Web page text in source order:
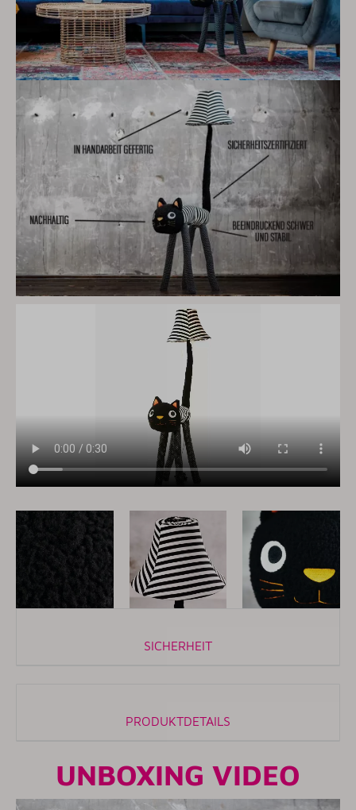
SICHERHEIT
PRODUKTDETAILS
UNBOXING VIDEO